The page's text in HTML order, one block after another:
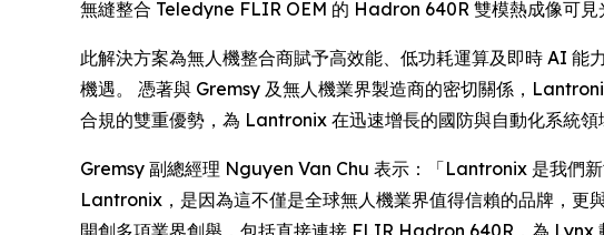
無縫整合 Teledyne FLIR OEM 的 Hadron 640R 雙模熱成像可見
此解決方案為無人機整合商賦予高效能、低功耗運算及即時 AI
機遇。 憑著與 Gremsy 及無人機業界製造商的密切關係，
合規的雙重優勢，為 Lantronix 在迅速增長的國防與自動化系統領
Gremsy 副總經理 Nguyen Van Chu 表示：「Lantronix 是我們
Lantronix，是因為這不僅是全球無人機業界值得信賴的品牌，